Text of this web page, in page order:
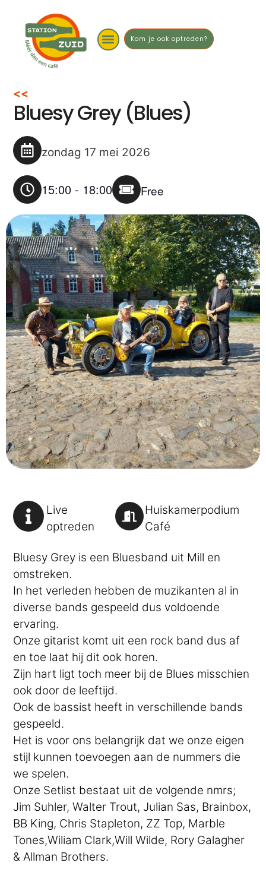
Kom je ook optreden?
<<
Bluesy Grey (Blues)
zondag 17 mei 2026
15:00 - 18:00 Free
Live
optreden
Huiskamerpodium
Café
Bluesy Grey is een Bluesband uit Mill en
omstreken.
In het verleden hebben de muzikanten al in
diverse bands gespeeld dus voldoende
ervaring.
Onze gitarist komt uit een rock band dus af
en toe laat hij dit ook horen.
Zijn hart ligt toch meer bij de Blues misschien
ook door de leeftijd.
Ook de bassist heeft in verschillende bands
gespeeld.
Het is voor ons belangrijk dat we onze eigen
stijl kunnen toevoegen aan de nummers die
we spelen.
Onze Setlist bestaat uit de volgende nmrs;
Jim Suhler, Walter Trout, Julian Sas, Brainbox,
BB King, Chris Stapleton, ZZ Top, Marble
Tones,Wiliam Clark,Will Wilde, Rory Galagher
& Allman Brothers.